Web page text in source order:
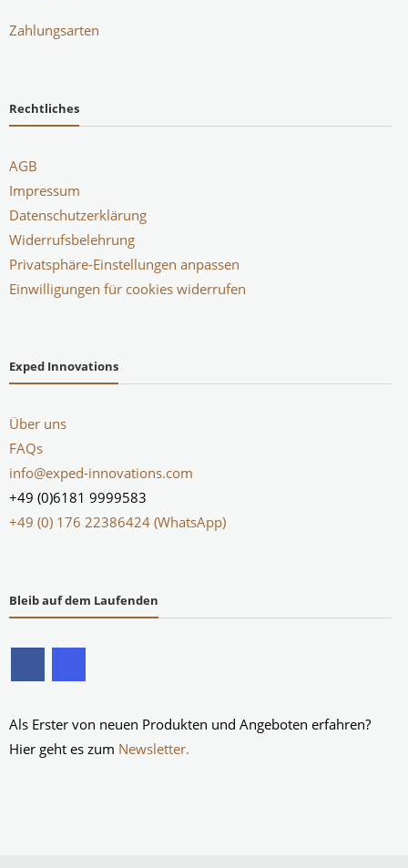
Zahlungsarten
Rechtliches
AGB
Impressum
Datenschutzerklärung
Widerrufsbelehrung
Privatsphäre-Einstellungen anpassen
Einwilligungen für cookies widerrufen
Exped Innovations
Über uns
FAQs
info@exped-innovations.com
+49 (0)6181 9999583
+49 (0) 176 22386424 (WhatsApp)
Bleib auf dem Laufenden
Als Erster von neuen Produkten und Angeboten erfahren?
Hier geht es zum Newsletter.